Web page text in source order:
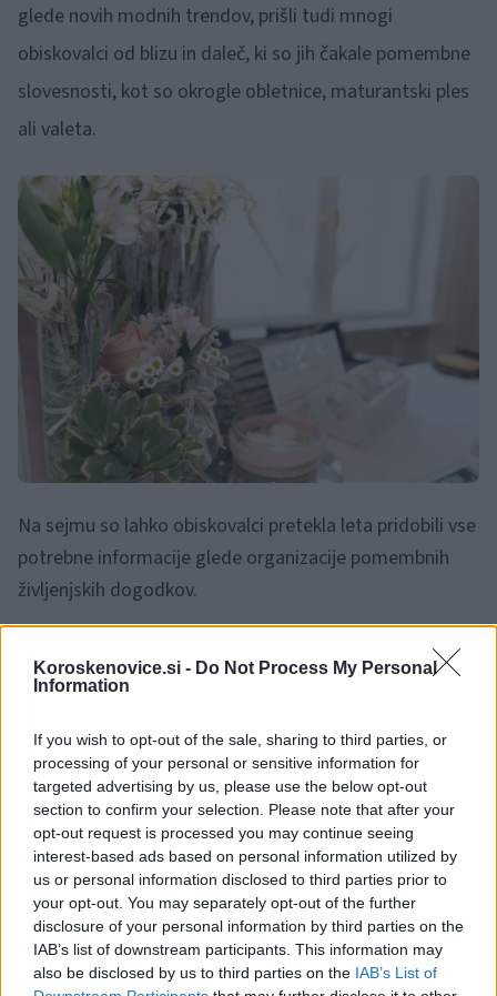
Koroskenovice.si - Do Not Process My Personal
Information
If you wish to opt-out of the sale, sharing to third parties, or
processing of your personal or sensitive information for
targeted advertising by us, please use the below opt-out
section to confirm your selection. Please note that after your
opt-out request is processed you may continue seeing
interest-based ads based on personal information utilized by
us or personal information disclosed to third parties prior to
your opt-out. You may separately opt-out of the further
disclosure of your personal information by third parties on the
IAB’s list of downstream participants. This information may
also be disclosed by us to third parties on the IAB’s List of
glede novih modnih trendov, prišli tudi mnogi
obiskovalci od blizu in daleč, ki so jih čakale pomembne
slovesnosti, kot so okrogle obletnice, maturantski ples
ali valeta.
Na sejmu so lahko obiskovalci pretekla leta pridobili vse
potrebne informacije glede organizacije pomembnih
življenjskih dogodkov.
Organizatorji sporočajo, da je nekaj letošnjih terminov